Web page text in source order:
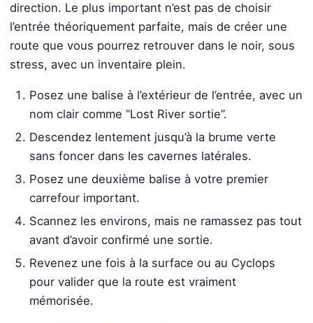
direction. Le plus important n’est pas de choisir
l’entrée théoriquement parfaite, mais de créer une
route que vous pourrez retrouver dans le noir, sous
stress, avec un inventaire plein.
Posez une balise à l’extérieur de l’entrée, avec un
nom clair comme “Lost River sortie”.
Descendez lentement jusqu’à la brume verte
sans foncer dans les cavernes latérales.
Posez une deuxième balise à votre premier
carrefour important.
Scannez les environs, mais ne ramassez pas tout
avant d’avoir confirmé une sortie.
Revenez une fois à la surface ou au Cyclops
pour valider que la route est vraiment
mémorisée.